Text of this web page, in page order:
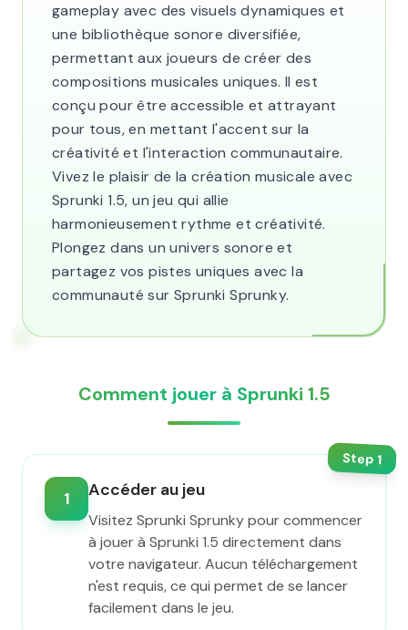
gameplay avec des visuels dynamiques et
une bibliothèque sonore diversifiée,
permettant aux joueurs de créer des
compositions musicales uniques. Il est
conçu pour être accessible et attrayant
pour tous, en mettant l'accent sur la
créativité et l'interaction communautaire.
Vivez le plaisir de la création musicale avec
Sprunki 1.5, un jeu qui allie
harmonieusement rythme et créativité.
Plongez dans un univers sonore et
partagez vos pistes uniques avec la
communauté sur Sprunki Sprunky.
Comment jouer à Sprunki 1.5
Step1
1 Accéder au jeu
Visitez Sprunki Sprunky pour commencer
à jouer à Sprunki 1.5 directement dans
votre navigateur. Aucun téléchargement
n'est requis, ce qui permet de se lancer
facilement dans le jeu.